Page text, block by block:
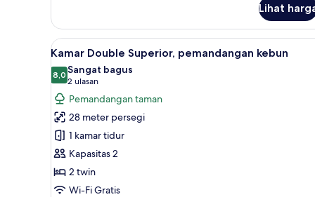
Double,
balkon
Lihat
Lihat
semua
foto
untuk
Kamar
Double
Superior,
pemandangan
kebun
Kamar Double Superior,
5
Kamar Double Superior, pemandangan kebun
8,08,0 dari 10
Sangat bagus
2 ulasan
(2
ulasan)
Pemandangan taman
28 meter persegi
1 kamar tidur
Kapasitas 2
2 twin
Wi-Fi Gratis